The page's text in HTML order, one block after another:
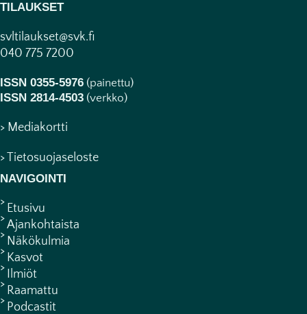
TILAUKSET
svltilaukset@svk.fi
040 775 7200
ISSN 0355-5976 (painettu)
ISSN 2814-4503 (verkko)
> Mediakortti
> Tietosuojaseloste
NAVIGOINTI
Etusivu
Ajankohtaista
Näkökulmia
Kasvot
Ilmiöt
Raamattu
Podcastit